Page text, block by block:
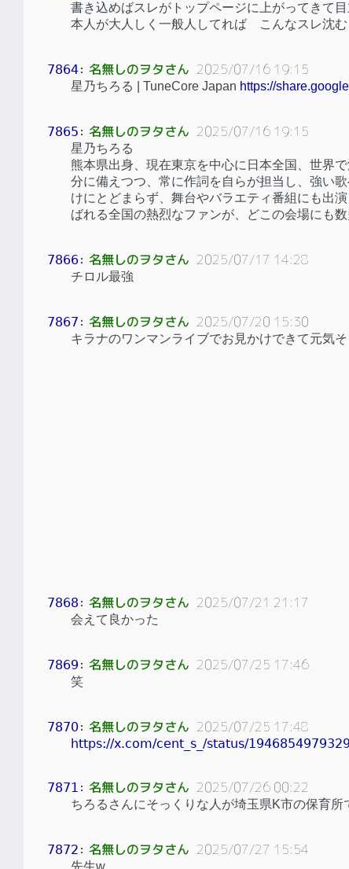
書き込めばスレがトップページに上がってきて
本人が大人しく一般人してれば こんなスレ沈む
7864： 名無しのヲタさん 2025/07/16 19:15
星乃ちろる | TuneCore Japan https://
7865 ： 名無しのヲタさん 2025/07/16 19:15
星乃ちろる
熊本県出身、現在東京を中心に日本全国、世界
分に備えつつ、常に作詞を自らが担当し、強い
けにとどまらず、舞台やバラエティ番組にも出
ばれる全国の熱烈なファンが、どこの会場にも
7866： 名無しのヲタさん 2025/07/17 14:28
チロル最強
7867 ： 名無しのヲタさん 2025/07/20 15:30
キラナのワンマンライブでお見かけできて元気
7868 ： 名無しのヲタさん 2025/07/21 21:17
会えて良かった
7869 ： 名無しのヲタさん 2025/07/25 17:46
笑
7870： 名無しのヲタさん 2025/07/25 17:48
https://x.com/cent_s_/status/
7871 ： 名無しのヲタさん 2025/07/26 00:22
ちろるさんにそっくりな人が埼玉県K市の保育所
7872 ： 名無しのヲタさん 2025/07/27 15:54
先生w